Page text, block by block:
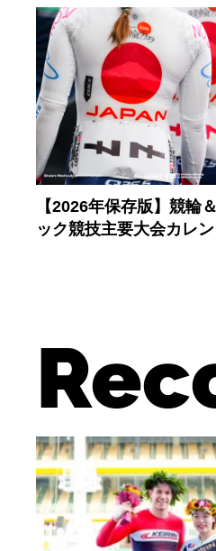
【2026年保存版】競輪
ック競技主要大会カレ